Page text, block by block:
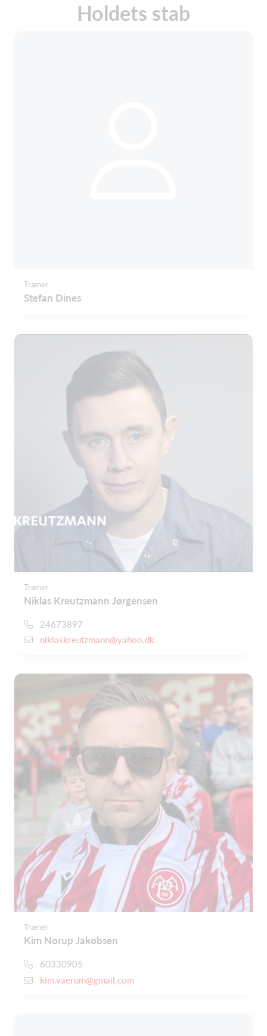
Holdets stab
Træner
Stefan Dines
Træner
Niklas Kreutzmann Jørgensen
24673897
niklaskreutzmann@yahoo.dk
Træner
Kim Norup Jakobsen
60330905
kim.vaerum@gmail.com